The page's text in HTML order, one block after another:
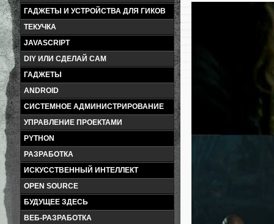
ГАДЖЕТЫ И УСТРОЙСТВА ДЛЯ ГИКОВ
ТЕКУЧКА
JAVASCRIPT
DIY ИЛИ СДЕЛАЙ САМ
ГАДЖЕТЫ
ANDROID
СИСТЕМНОЕ АДМИНИСТРИРОВАНИЕ
УПРАВЛЕНИЕ ПРОЕКТАМИ
PYTHON
РАЗРАБОТКА
ИСКУССТВЕННЫЙ ИНТЕЛЛЕКТ
OPEN SOURCE
БУДУЩЕЕ ЗДЕСЬ
ВЕБ-РАЗРАБОТКА